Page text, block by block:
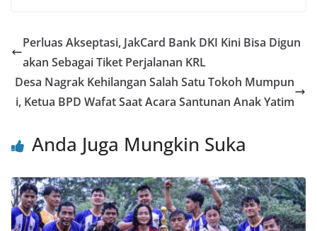
e
b
o
o
er l s
A
p
p
e
st
e
Perluas Akseptasi, JakCard Bank DKI Kini Bisa Digun
akan Sebagai Tiket Perjalanan KRL
Desa Nagrak Kehilangan Salah Satu Tokoh Mumpun
i, Ketua BPD Wafat Saat Acara Santunan Anak Yatim
Anda Juga Mungkin Suka